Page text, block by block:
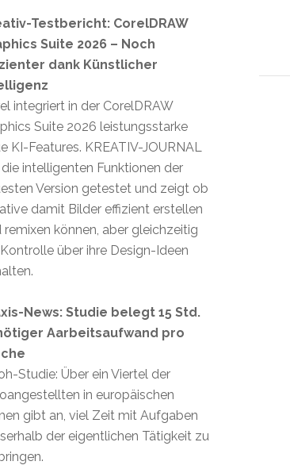
Testbericht: CorelDRAW
Suite 2026 – Noch
dank Künstlicher
integriert in der CorelDRAW
Suite 2026 leistungsstarke
KI-Features. KREATIV-JOURNAL
intelligenten Funktionen der
Version getestet und zeigt ob
damit Bilder effizient erstellen
remixen können, aber gleichzeitig
über ihre Design-Ideen
News: Studie belegt 15 Std.
Aarbeitsaufwand pro
Studie: Über ein Viertel der
in europäischen
gibt an, viel Zeit mit Aufgaben
der eigentlichen Tätigkeit zu